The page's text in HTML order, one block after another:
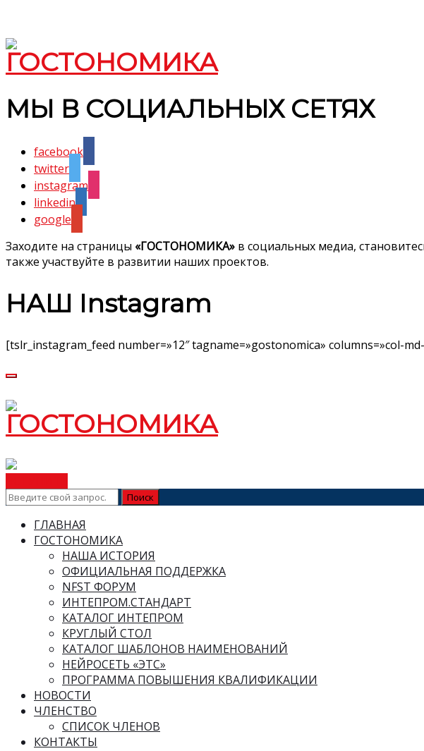
МЫ В СОЦИАЛЬНЫХ СЕТЯХ
facebook
twitter
instagram
linkedin
google
Заходите на страницы «ГОСТОНОМИКА» в социальных медиа,
также участвуйте в развитии наших проектов.
НАШ Instagram
[tslr_instagram_feed number=»12″ tagname=»gostonomica» columns=»col-
ГЛАВНАЯ
ГОСТОНОМИКА
НАША ИСТОРИЯ
ОФИЦИАЛЬНАЯ ПОДДЕРЖКА
NFST ФОРУМ
ИНТЕПРОМ.СТАНДАРТ
КАТАЛОГ ИНТЕПРОМ
КРУГЛЫЙ СТОЛ
КАТАЛОГ ШАБЛОНОВ НАИМЕНОВАНИЙ
НЕЙРОСЕТЬ «ЭТС»
ПРОГРАММА ПОВЫШЕНИЯ КВАЛИФИКАЦИИ
НОВОСТИ
ЧЛЕНСТВО
СПИСОК ЧЛЕНОВ
КОНТАКТЫ